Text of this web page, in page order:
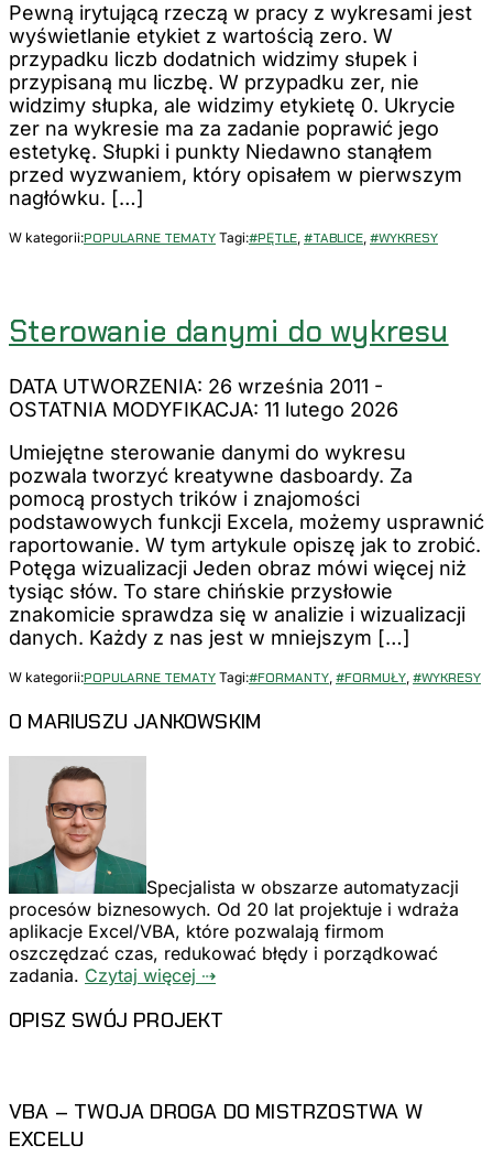
Pewną irytującą rzeczą w pracy z wykresami jest
wyświetlanie etykiet z wartością zero. W
przypadku liczb dodatnich widzimy słupek i
przypisaną mu liczbę. W przypadku zer, nie
widzimy słupka, ale widzimy etykietę 0. Ukrycie
zer na wykresie ma za zadanie poprawić jego
estetykę. Słupki i punkty Niedawno stanąłem
przed wyzwaniem, który opisałem w pierwszym
nagłówku. […]
W kategorii:POPULARNE TEMATY Tagi:#PĘTLE, #TABLICE, #WYKRESY
Sterowanie danymi do wykresu
DATA UTWORZENIA: 26 września 2011 -
OSTATNIA MODYFIKACJA: 11 lutego 2026
Umiejętne sterowanie danymi do wykresu
pozwala tworzyć kreatywne dasboardy. Za
pomocą prostych trików i znajomości
podstawowych funkcji Excela, możemy usprawnić
raportowanie. W tym artykule opiszę jak to zrobić.
Potęga wizualizacji Jeden obraz mówi więcej niż
tysiąc słów. To stare chińskie przysłowie
znakomicie sprawdza się w analizie i wizualizacji
danych. Każdy z nas jest w mniejszym […]
W kategorii:POPULARNE TEMATY Tagi:#FORMANTY, #FORMUŁY, #WYKRESY
PIERWSZY
PANEL
BOCZNY
O MARIUSZU JANKOWSKIM
Specjalista w obszarze automatyzacji
procesów biznesowych. Od 20 lat projektuje i wdraża
aplikacje Excel/VBA, które pozwalają firmom
oszczędzać czas, redukować błędy i porządkować
zadania. Czytaj więcej ⇢
OPISZ SWÓJ PROJEKT
VBA – TWOJA DROGA DO MISTRZOSTWA W
EXCELU